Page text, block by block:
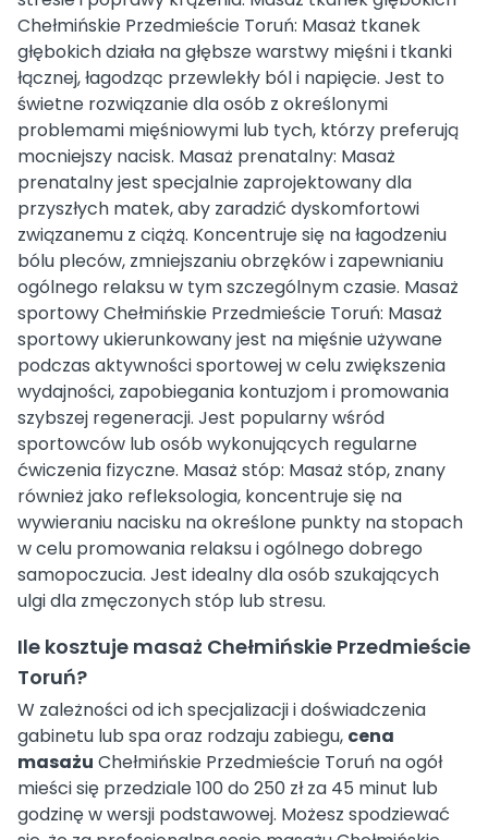
Chełmińskie Przedmieście Toruń: Masaż tkanek
głębokich działa na głębsze warstwy mięśni i tkanki
łącznej, łagodząc przewlekły ból i napięcie. Jest to
świetne rozwiązanie dla osób z określonymi
problemami mięśniowymi lub tych, którzy preferują
mocniejszy nacisk. Masaż prenatalny: Masaż
prenatalny jest specjalnie zaprojektowany dla
przyszłych matek, aby zaradzić dyskomfortowi
związanemu z ciążą. Koncentruje się na łagodzeniu
bólu pleców, zmniejszaniu obrzęków i zapewnianiu
ogólnego relaksu w tym szczególnym czasie. Masaż
sportowy Chełmińskie Przedmieście Toruń: Masaż
sportowy ukierunkowany jest na mięśnie używane
podczas aktywności sportowej w celu zwiększenia
wydajności, zapobiegania kontuzjom i promowania
szybszej regeneracji. Jest popularny wśród
sportowców lub osób wykonujących regularne
ćwiczenia fizyczne. Masaż stóp: Masaż stóp, znany
również jako refleksologia, koncentruje się na
wywieraniu nacisku na określone punkty na stopach
w celu promowania relaksu i ogólnego dobrego
samopoczucia. Jest idealny dla osób szukających
ulgi dla zmęczonych stóp lub stresu.
Ile kosztuje masaż Chełmińskie Przedmieście
Toruń?
W zależności od ich specjalizacji i doświadczenia
gabinetu lub spa oraz rodzaju zabiegu, cena
masażu Chełmińskie Przedmieście Toruń na ogół
mieści się przedziale 100 do 250 zł za 45 minut lub
godzinę w wersji podstawowej. Możesz spodziewać